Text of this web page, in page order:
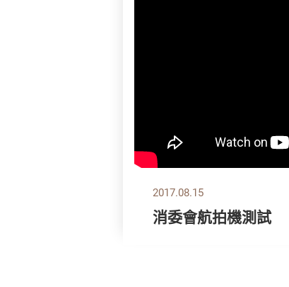
2017.08.15
消委會航拍機測試